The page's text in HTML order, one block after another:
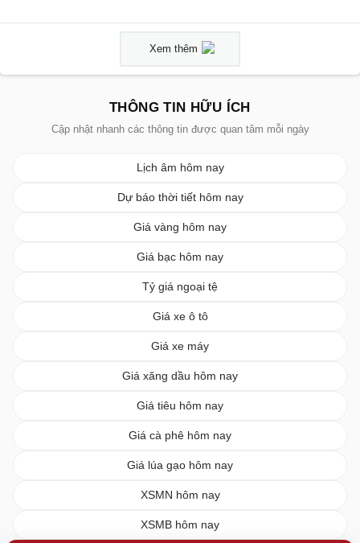
Xem thêm
THÔNG TIN HỮU ÍCH
Cập nhật nhanh các thông tin được quan tâm mỗi ngày
Lịch âm hôm nay
Dự báo thời tiết hôm nay
Giá vàng hôm nay
Giá bạc hôm nay
Tỷ giá ngoại tệ
Giá xe ô tô
Giá xe máy
Giá xăng dầu hôm nay
Giá tiêu hôm nay
Giá cà phê hôm nay
Giá lúa gạo hôm nay
XSMN hôm nay
XSMB hôm nay